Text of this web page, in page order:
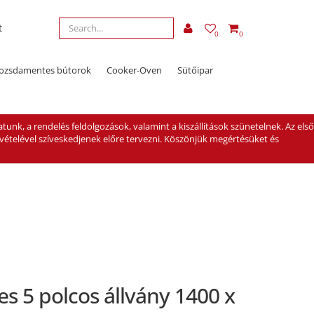
0 0
bútorok Cooker-Oven Sütőipar
a rendelés feldolgozások, valamint a kiszállítások szünetelnek. Az első
szíveskedjenek előre tervezni. Köszönjük megértésüket és
5 polcos állvány 1400 x